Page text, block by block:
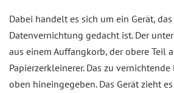
Dabei handelt es sich um ein Gerät,
Datenvernichtung gedacht ist. Der
aus einem Auffangkorb, der obere Teil
Papierzerkleinerer. Das zu
oben hineingegeben. Das Gerät zieht